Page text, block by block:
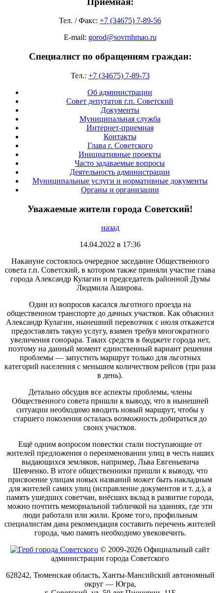
Тел. / Факс: +7 (34675) 7-89-56
E-mail: gorod@sovrnhmao.ru
Специалист по обращениям граждан:
Тел.: +7 (34675) 7-89-73
Об администрации
Совет депутатов г.п. Советский
Документы
Муниципальная служба
Интернет-приемная
Контакты
Глава г. Советского
Инициативные проекты
Часто задаваемые вопросы
Деятельность администрации
Муниципальные услуги и нормативные документы
Органы и организации
Уважаемые жители города Советский!
назад
14.04.2022 в 17:36
Накануне состоялось очередное заседание Общественного
совета г.п. Советский, в котором также приняли участие глава
города Александр Кулагин и председатель районной Думы
Людмила Аширова.
Один из вопросов касался льготного проезда на
общественном транспорте до дачных участков. Как объяснил
Александр Кулагин, нынешний перевозчик с июля откажется
предоставлять такую услугу, взамен требуя многократного
увеличения гонорара. Таких средств в бюджете города нет,
поэтому на данный момент единственный вариант решения
проблемы — запустить маршрут только для льготных
категорий населения с меньшим количеством рейсов (три раза
в день).
Детально обсудив все аспекты проблемы, члены
Общественного совета пришли к выводу, что в нынешней
ситуации необходимо вводить новый маршрут, чтобы у
старшего поколения осталась возможность добираться до
своих участков.
Ещё одним вопросом повестки стали поступающие от
жителей предложения о переименовании улиц в честь наших
выдающихся земляков, например, Льва Евгеньевича
Шевченко. В итоге общественники пришли к выводу, что
присвоение улицам новых названий может быть накладным
для жителей самих улиц (исправление документов и т. д.), а
память ушедших советчан, внёсших вклад в развитие города,
можно почтить мемориальной табличкой на зданиях, где эти
люди работали или жили. Кроме того, профильным
специалистам дана рекомендация составить перечень жителей
города, чью память необходимо увековечить.
© 2009-2026 Официальный сайт
администрации города Советского
628242, Тюменская область, Ханты-Мансийский автономный
округ — Югра,